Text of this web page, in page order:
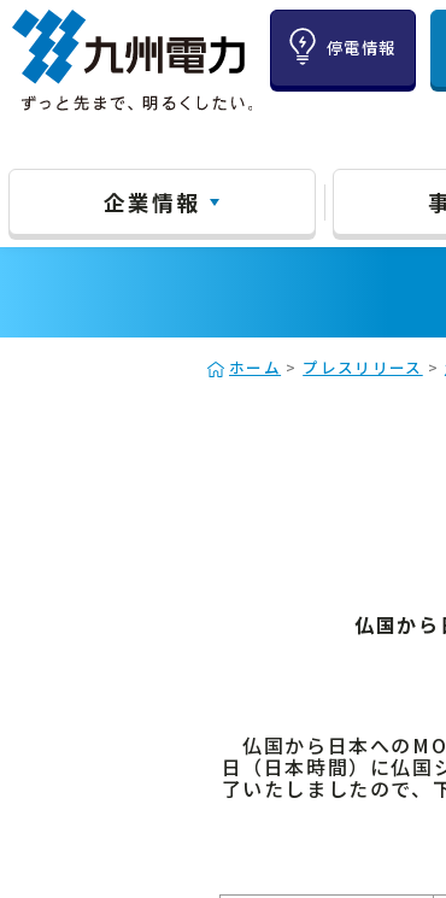
停電情報
企業情報
ホーム > プレスリリース >
仏国から
仏国から日本への
日（日本時間）に仏国
了いたしましたので、